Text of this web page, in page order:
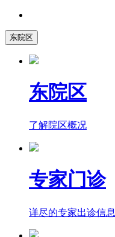
东院区
东院区
了解院区概况
专家门诊
详尽的专家出诊信息